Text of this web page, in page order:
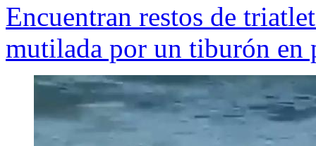
Encuentran restos de
mutilada por un tiburón en